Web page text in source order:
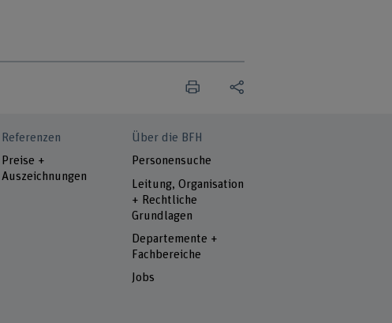
Referenzen
Preise +
Auszeichnungen
Über die BFH
Personensuche
Leitung, Organisation
+ Rechtliche
Grundlagen
Departemente +
Fachbereiche
Jobs